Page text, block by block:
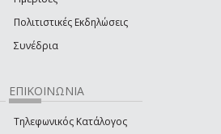
Πολιτιστικές Εκδηλώσεις
Συνέδρια
ΕΠΙΚΟΙΝΩΝΙΑ
Τηλεφωνικός Κατάλογος